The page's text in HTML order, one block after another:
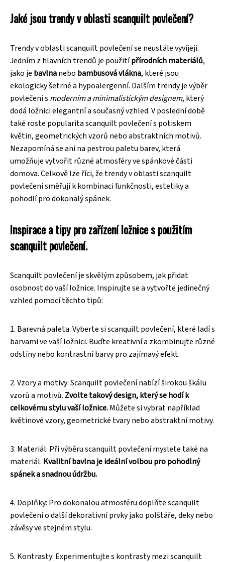
Jaké jsou trendy v oblasti scanquilt povlečení?
Trendy v oblasti scanquilt povlečení se neustále vyvíjejí.
Jedním z hlavních trendů je použitípřírodních materiálů,
jako je bavlnanebo bambusová vlákna, které jsou
ekologicky šetrné a hypoalergenní. Dalším trendy je výběr
povlečení s moderním a minimalistickým designem, který
dodá ložnici elegantní a současný vzhled. V poslední době
také roste popularita scanquilt povlečení s potiskem
květin, geometrických vzorů nebo abstraktních motivů.
Nezapomíná se ani na pestrou paletu barev, která
umožňuje vytvořit různé atmosféry ve spánkové části
domova. Celkově lze říci, že trendy v oblasti scanquilt
povlečení směřují k kombinaci funkčnosti, estetiky a
pohodlí pro dokonalý spánek.
Inspirace a tipy pro zařízení ložnice s použitím
scanquilt povlečení.
Scanquilt povlečení je skvělým způsobem, jak přidat
osobnost do vaší ložnice. Inspirujte se a vytvořte jedinečný
vzhled pomocí těchto tipů:
1. Barevná paleta: Vyberte si scanquilt povlečení, které ladí s
barvami ve vaší ložnici. Buďte kreativní a zkombinujte různé
odstíny nebo kontrastní barvy pro zajímavý efekt.
2. Vzory a motivy: Scanquilt povlečení nabízí širokou škálu
vzorů a motivů. Zvolte takový design, který se hodí k
celkovému stylu vaší ložnice.Můžete si vybrat například
květinové vzory, geometrické tvary nebo abstraktní motivy.
3. Materiál: Při výběru scanquilt povlečení myslete také na
materiál. Kvalitní bavlna je ideální volbou pro pohodlný
spánek a snadnou údržbu.
4. Doplňky: Pro dokonalou atmosféru doplňte scanquilt
povlečení o další dekorativní prvky jako polštáře, deky nebo
závěsy ve stejném stylu.
5. Kontrasty: Experimentujte s kontrasty mezi scanquilt